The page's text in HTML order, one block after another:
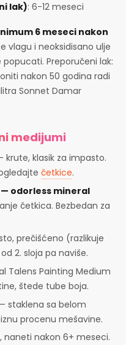
lak): 6-12 meseci
6 meseci nakon
vlagu i neoksidisano ulje
Preporučeni lak:
nakon 50 godina radi
Sonnet Damar
medijumi
krute, klasik za impasto.
četkice.
odorless mineral
četkica. Bezbedan za
prečišćeno (razlikuje
2. sloja pa naviše.
Talens Painting Medium
štede tube boja.
staklena sa belom
procenu mešavine.
naneti nakon 6+ meseci.